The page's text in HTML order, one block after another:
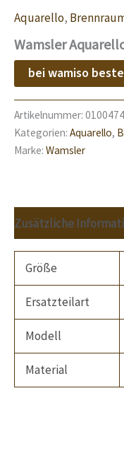
Aquarello,
Wamsler
bei wamiso
Artikelnummer:
Kategorien: Aquarello,
Marke: Wamsler
Zusätzliche
Größe
Ersatzteilart
Modell
Material